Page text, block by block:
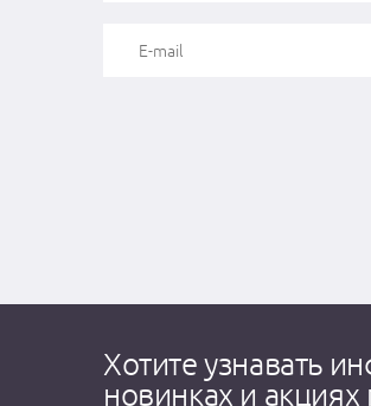
Хотите узнавать
новинках и